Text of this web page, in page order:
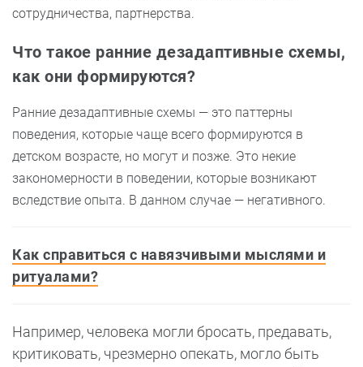
сотрудничества, партнерства.
Что такое ранние дезадаптивные схемы,
как они формируются?
Ранние дезадаптивные схемы — это паттерны
поведения, которые чаще всего формируются в
детском возрасте, но могут и позже. Это некие
закономерности в поведении, которые возникают
вследствие опыта. В данном случае — негативного.
Как справиться с навязчивыми мыслями и
ритуалами?
Например, человека могли бросать, предавать,
критиковать, чрезмерно опекать, могло быть